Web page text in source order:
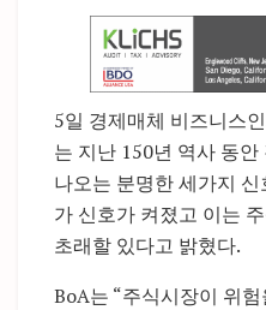
5일 경제매체 비즈니스
는 지난 150년 역사 동
나오는 분명한 세가지
가 신호가 켜졌고 이는
초래할 있다고 밝혔다.
BoA는 “주식시장이 위